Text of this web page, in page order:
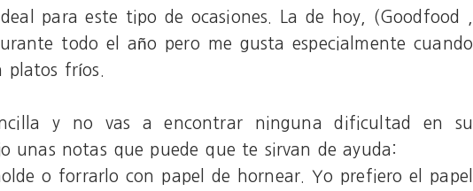
para este tipo de ocasiones. La de hoy, (Goodfood ,
todo el año pero me gusta especialmente cuando
platos fríos.
y no vas a encontrar ninguna dificultad en su
unas notas que puede que te sirvan de ayuda:
o forrarlo con papel de hornear. Yo prefiero el papel